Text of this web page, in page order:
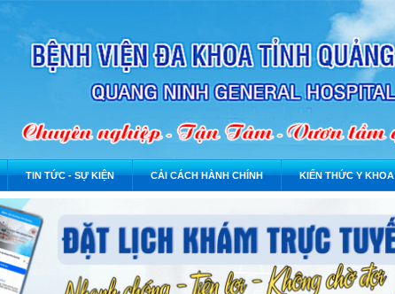
TIN TỨC - SỰ KIỆN CẢI CÁCH HÀNH CHÍNH KIẾN THỨC Y KHOA